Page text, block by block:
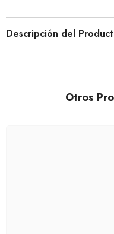
Descripción del
Otros